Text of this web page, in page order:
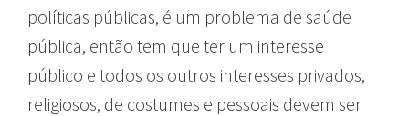
políticas públicas, é um problema de saúde
pública, então tem que ter um interesse
público e todos os outros interesses privados,
religiosos, de costumes e pessoais devem ser